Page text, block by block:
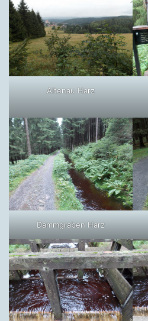
Altenau Harz
Dammgraben Harz